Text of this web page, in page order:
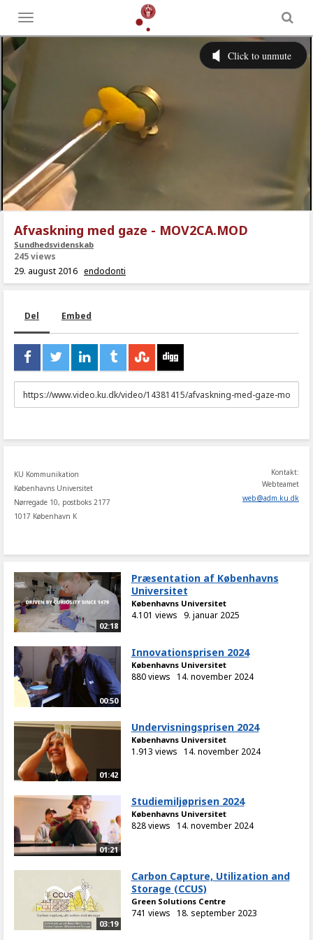
Toggle
menu
Afvaskning med gaze - MOV2CA.MOD
Sundhedsvidenskab
245 views
29. august 2016 endodonti
Del Embed
URL
to
KU Kommunikation
Københavns Universitet
Nørregade 10, postboks 2177
1017 København K
Kontakt:
Webteamet
web@adm.ku.dk
02:18
Præsentation af Københavns
Universitet
Københavns Universitet
4.101 views 9. januar 2025
00:50
Innovationsprisen 2024
Københavns Universitet
880 views 14. november 2024
01:42
Undervisningsprisen 2024
Københavns Universitet
1.913 views 14. november 2024
01:21
Studiemiljøprisen 2024
Københavns Universitet
828 views 14. november 2024
03:19
Carbon Capture, Utilization and
Storage (CCUS)
Green Solutions Centre
741 views 18. september 2023